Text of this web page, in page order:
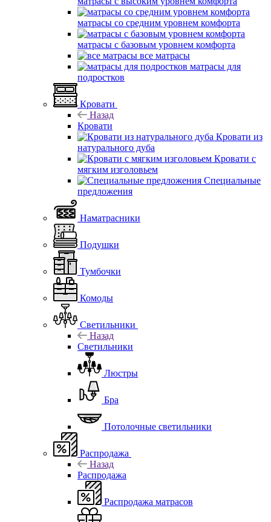
матрасы со средним уровнем комфорта
матрасы с базовым уровнем комфорта
все матрасы
матрасы для
подростков
Кровати
Назад
Кровати
Кровати из
натурального дуба
Кровати с
мягким изголовьем
Специальные
предложения
Наматрасники
Подушки
Тумбочки
Комоды
Светильники
Назад
Светильники
Люстры
Бра
Потолочные светильники
Распродажа
Назад
Распродажа
Распродажа матрасов